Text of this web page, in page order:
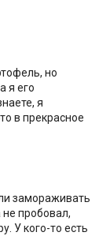
но
я его
я
в прекрасное
замораживать
пробовал,
У кого-то есть